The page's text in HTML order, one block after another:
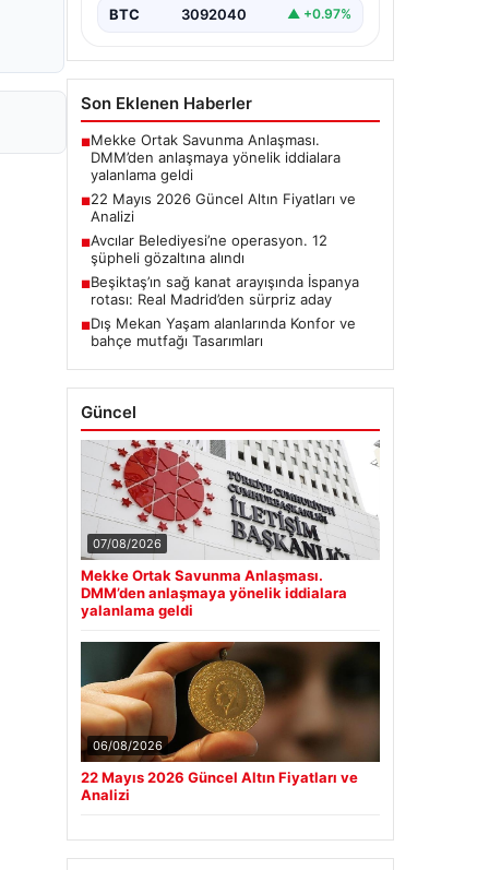
BTC 3092040 ▲ +0.97%
Son Eklenen Haberler
■Mekke Ortak Savunma Anlaşması.
DMM’den anlaşmaya yönelik iddialara
yalanlama geldi
■22 Mayıs 2026 Güncel Altın Fiyatları ve
Analizi
■Avcılar Belediyesi’ne operasyon. 12
şüpheli gözaltına alındı
■Beşiktaş’ın sağ kanat arayışında İspanya
rotası: Real Madrid’den sürpriz aday
■Dış Mekan Yaşam alanlarında Konfor ve
bahçe mutfağı Tasarımları
Güncel
07/08/2026
Mekke Ortak Savunma Anlaşması.
DMM’den anlaşmaya yönelik iddialara
yalanlama geldi
06/08/2026
22 Mayıs 2026 Güncel Altın Fiyatları ve
Analizi